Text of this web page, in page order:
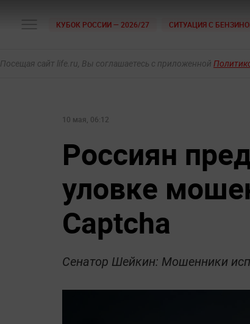
КУБОК РОССИИ — 2026/27 СИТУАЦИЯ С
Посещая сайт life.ru, Вы соглашаетесь с приложенной
10 мая, 06:12
Россиян
уловке
Captcha
Сенатор Шейкин: Мошенники